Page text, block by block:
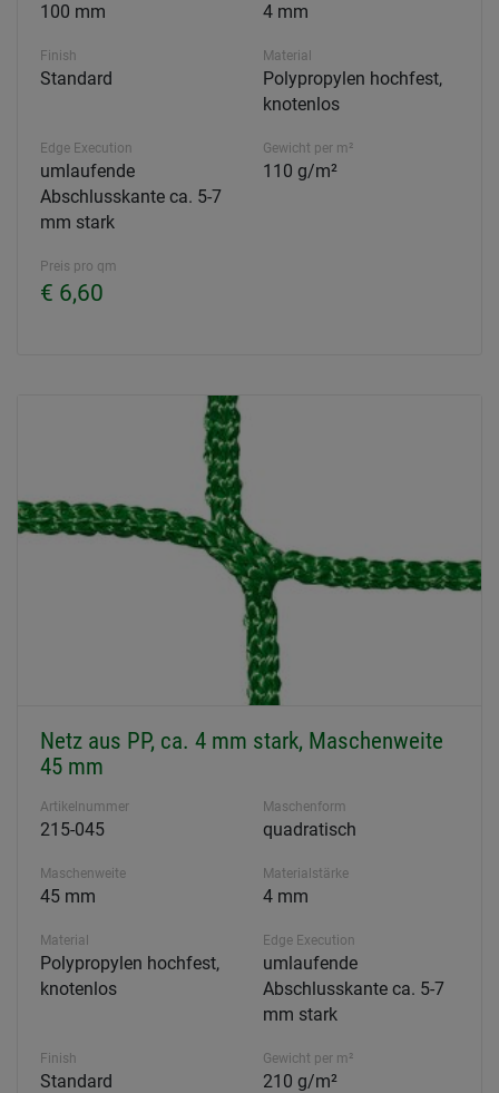
100 mm 4 mm
Finish
Standard
Material
Polypropylen hochfest,
knotenlos
Edge Execution
umlaufende
Abschlusskante ca. 5-7
mm stark
Gewicht per m²
110 g/m²
Preis pro qm
€ 6,60
Netz aus PP, ca. 4 mm stark, Maschenweite
45 mm
Artikelnummer
215-045
Maschenform
quadratisch
Maschenweite
45 mm
Materialstärke
4 mm
Material
Polypropylen hochfest,
knotenlos
Edge Execution
umlaufende
Abschlusskante ca. 5-7
mm stark
Finish
Standard
Gewicht per m²
210 g/m²